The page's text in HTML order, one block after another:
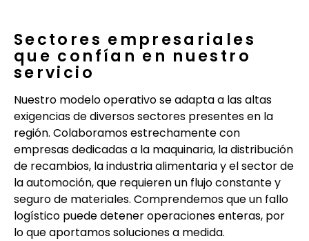
Sectores empresariales
que confían en nuestro
servicio
Nuestro modelo operativo se adapta a las altas
exigencias de diversos sectores presentes en la
región. Colaboramos estrechamente con
empresas dedicadas a la maquinaria, la distribución
de recambios, la industria alimentaria y el sector de
la automoción, que requieren un flujo constante y
seguro de materiales. Comprendemos que un fallo
logístico puede detener operaciones enteras, por
lo que aportamos soluciones a medida.